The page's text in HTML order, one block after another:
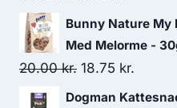
oprindelige
pris
var:
18.75 kr..
aktuelle
pris
er:
17.50
Bunny Nature
Med Melorme -
20.00kr. Den
oprindelige
18.75 kr.
Dogman